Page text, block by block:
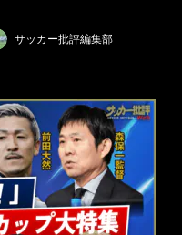
サッカー批評編集部